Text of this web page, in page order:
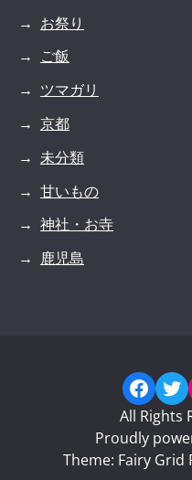
お祭り
ご飯
ツマガリ
京都
未分類
甘いもの
神社・お寺
鹿児島
All Rights
Proudly
Theme: Fairy Grid